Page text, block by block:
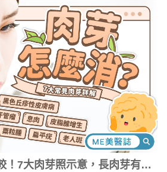
！7大肉芽照示意，長肉芽有原